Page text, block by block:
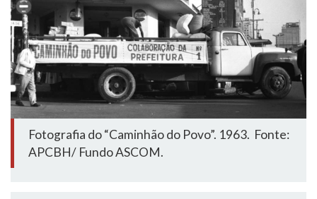
Fotografia do “Caminhão do Povo”. 1963. Fonte:
APCBH/ Fundo ASCOM.